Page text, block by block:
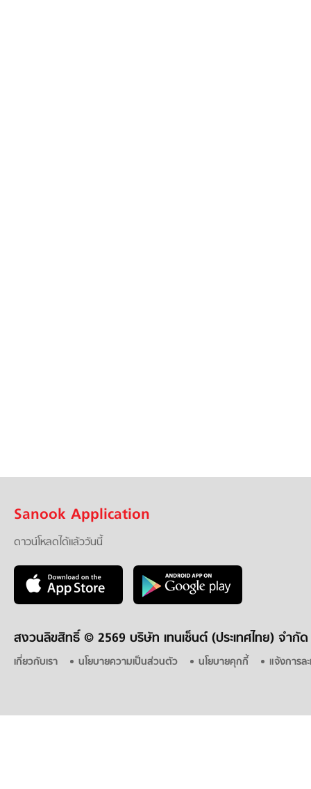
Sanook Application
ดาวน์โหลดได้แล้ววันนี้
สงวนลิขสิทธิ์ © 2569 บริษัท เทนเซ็นต์ (ประเทศไทย) จำกัด
เกี่ยวกับเรา นโยบายความเป็นส่วนตัว นโยบายคุกกี้ แจ้งการล